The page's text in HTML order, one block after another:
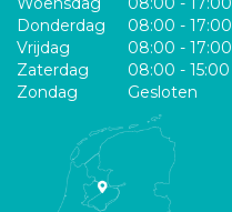
Donderdag
08:00 - 17:00
Vrijdag
08:00 - 17:00
Zaterdag
08:00 - 15:00
Zondag
Gesloten